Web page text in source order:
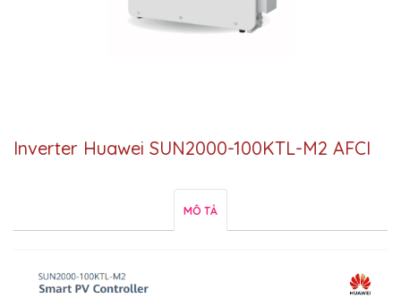
Inverter Huawei SUN2000-100KTL-M2 AFCI
MÔ TẢ